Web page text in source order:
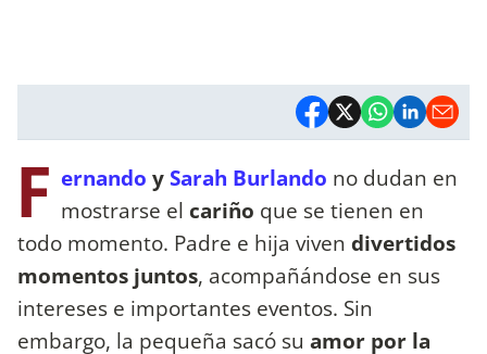
F ernando ySarah Burlando no dudan en
mostrarse el cariño que se tienen en
todo momento. Padre e hija viven divertidos
momentos juntos, acompañándose en sus
intereses e importantes eventos. Sin
embargo, la pequeña sacó su amor por la